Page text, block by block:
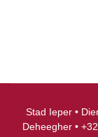
Stad Ieper •
Deheegher •